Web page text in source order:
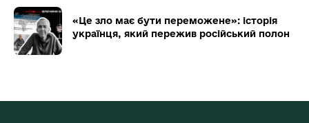
«Це зло має бути переможене»: історія
українця, який пережив російський полон